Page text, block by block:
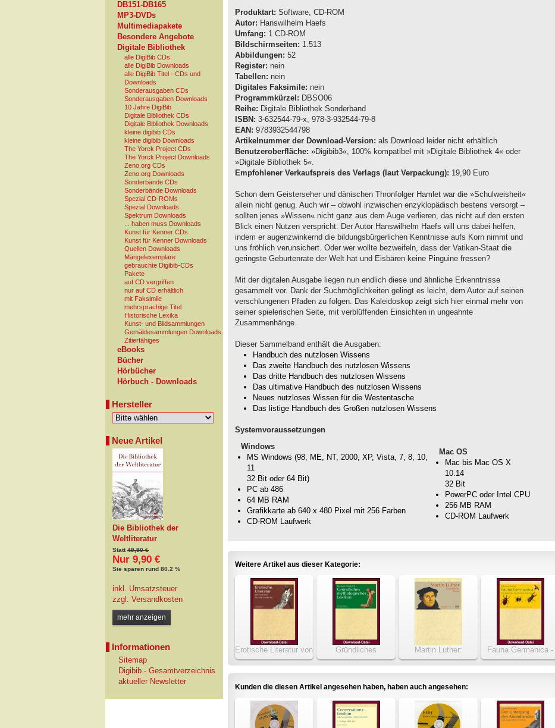
DB151-DB165
MP3-DVDs
Multimediapakete
Besondere Angebote
Digitale Bibliothek
alle DigiBib CDs
alle DigiBib Downloads
alle DigiBib Titel - CDs und
Downloads
Sonderausgaben CDs
Sonderausgaben Downloads
10 Jahre DigiBib
Digitale Bibliothek CDs
Digitale Bibliothek Downloads
kleine digibib CDs
kleine digibib Downloads
The Yorck Project CDs
The Yorck Project Downloads
Zeno.org CDs
Zeno.org Downloads
Sonderbände CDs
Sonderbände Downloads
Spezial CD-ROMs
Spezial Downloads
Spektrum Downloads
... haben muss Downloads
Kunst für Kenner CDs
Kunst für Kenner Downloads
Quellen Downloads
Mängelexemplare
gebrauchte Digibib-CDs
Pakete
auf CD vergriffen
nur auf CD erhältlich
mit Faksimile
mehrsprachige Titel
Historische Lexika
Kunst- und Bildsammlungen
Gemäldesammlungen Downloads
Zitierfähiges
eBooks
Bücher
Hörbücher
Hörbuch - Downloads
Hersteller
Neue Artikel
Die Bibliothek der
Weltliteratur
Statt49,90 €
Nur 9,90 €
Sie sparen rund 80.2 %
inkl. Umsatzsteuer
zzgl. Versandkosten
mehr anzeigen
Informationen
Sitemap
Digibib - Gesamtverzeichnis
aktueller Newsletter
Produktart: Software, CD-ROM
Autor: Hanswilhelm Haefs
Umfang: 1 CD-ROM
Bildschirmseiten: 1.513
Abbildungen: 52
Register: nein
Tabellen: nein
Digitales Faksimile: nein
Programmkürzel: DBSO06
Reihe: Digitale Bibliothek Sonderband
ISBN: 3-632544-79-x, 978-3-932544-79-8
EAN: 9783932544798
Artikelnummer der Download-Version: als Download leider nicht erhältlich
Benutzeroberfläche: »Digibib3«, 100% kompatibel mit »Digitale Bibliothek 4« oder
»Digitale Bibliothek 5«.
Empfohlener Verkaufspreis des Verlags (laut Verpackung): 19,90 Euro
Schon dem Geisterseher und dänischen Thronfolger Hamlet war die »Schulweisheit«
allein nicht genug. Auch wir – obwohl inzwischen enzyklopädisch bestens versorgt –
sollten jenes »Wissen« nicht ganz aus dem Auge verlieren, das nicht auf den ersten
Blick einen Nutzen verspricht. Der Autor Hanswilhelm Haefs will uns dabei helfen,
indem er augenzwinkernd die bildungsbürgerlichen Kenntnisse aufs Korn nimmt und
uns fröhlich verunsichert. Oder wer wollte bezweifeln, dass der Vatikan-Staat die
geringste Geburtenrate der Welt hat und Eisbären keine Pinguine fressen?
Mit der digitalen Ausgabe liegen nun endlich diese und ähnliche Erkenntnisse
gesammelt vor. Dank der Suchmöglichkeiten gelingt es leicht, dem Autor auf seinen
verschlungenen Pfaden zu folgen. Das Kaleidoskop zeigt sich hier einmal mehr von
seiner spielerischen Seite, mit verblüffenden Einsichten in ungeahnte
Zusammenhänge.
Dieser Sammelband enthält die Ausgaben:
Handbuch des nutzlosen Wissens
Das zweite Handbuch des nutzlosen Wissens
Das dritte Handbuch des nutzlosen Wissens
Das ultimative Handbuch des nutzlosen Wissens
Neues nutzloses Wissen für die Westentasche
Das listige Handbuch des Großen nutzlosen Wissens
Systemvoraussetzungen
Windows
MS Windows (98, ME, NT, 2000, XP, Vista, 7, 8, 10,
11
32 Bit oder 64 Bit)
PC ab 486
64 MB RAM
Grafikkarte ab 640 x 480 Pixel mit 256 Farben
CD-ROM Laufwerk
Mac OS
Mac bis Mac OS X
10.14
32 Bit
PowerPC oder Intel CPU
256 MB RAM
CD-ROM Laufwerk
Weitere Artikel aus dieser Kategorie:
Erotische Literatur von
Lysistrata bis Lady
Chatterley
Gründliches
mythologisches
Lexikon 1770
Martin Luther:
Gesammelte Werke
Fauna Germanica -
Die Käfer des
Deutschen Reiches
Kunden die diesen Artikel angesehen haben, haben auch angesehen: